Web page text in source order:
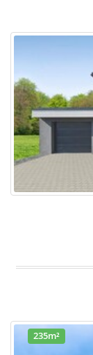
235m²